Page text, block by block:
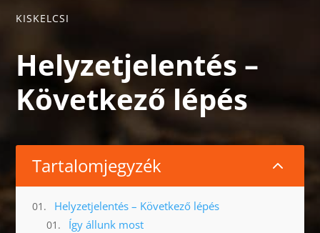
KISKELCSI
Helyzetjelentés –
Következő lépés
Tartalomjegyzék 2
Helyzetjelentés – Következő lépés
Így állunk most